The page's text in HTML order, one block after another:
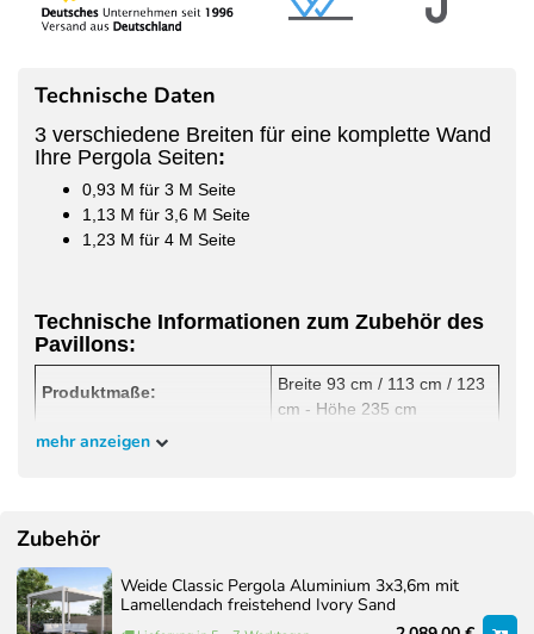
Technische Daten
3 verschiedene Breiten für eine komplette Wand
Ihre Pergola Seiten:
0,93 M für 3 M Seite
1,13 M für 3,6 M Seite
1,23 M für 4 M Seite
Technische Informationen zum Zubehör des
Pavillons:
Produktmaße:
Breite 93 cm / 113 cm / 123
cm - Höhe 235 cm
Geeignet
Abstand Streben: 5,5 cm
mehr anzeigen
Zubehör
Weide Classic Pergola Aluminium 3x3,6m mit
Lamellendach freistehend Ivory Sand